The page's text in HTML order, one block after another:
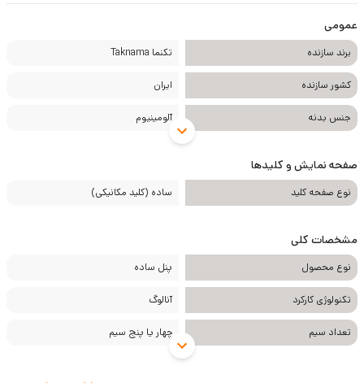
ضد ضربه، رطوبت و نوسانات دمایی هوا
نصب آسان فقط با استفاده از 4 رشته سيم مشترك
فروش با قیمت اقتصادی
ارائه با ضمانت 3 ساله تکنما
عمومی
برند سازنده تکنما Taknama
کشور سازنده ایران
جنس بدنه آلومینیوم
صفحه نمایش و کلیدها
نوع صفحه کلید ساده (کلید مکانیکی)
مشخصات کلی
نوع محصول پنل ساده
تکنولوژی کارکرد آنالوگ
تعداد سیم چهار یا پنج سیم